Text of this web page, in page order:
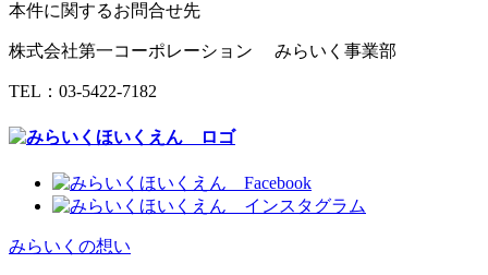
本件に関するお問合せ先
株式会社第一コーポレーション みらいく事業部
TEL：03-5422-7182
みらいくの想い